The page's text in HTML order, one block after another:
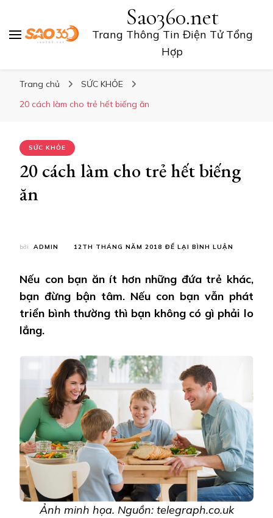
Sao360.net
Trang Thông Tin Điện Tử Tổng
Hợp
Trang chủ
SỨC KHỎE
20 cách làm cho trẻ hết biếng ăn
SỨC KHỎE
20 cách làm cho trẻ hết biếng
ăn
bởi ADMIN 12TH THÁNG NĂM 2018 ĐỂ LẠI BÌNH LUẬN
LÀM
TRẺ
HẾT
Nếu con bạn ăn ít hơn những đứa trẻ khác,
bạn đừng bận tâm. Nếu con bạn vẫn phát
triển bình thường thì bạn không có gì phải lo
lắng.
Ảnh minh họa. Nguồn: telegraph.co.uk